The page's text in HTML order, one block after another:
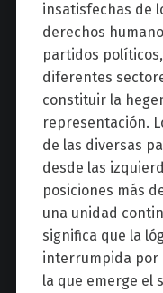
insatisfechas de
derechos
partidos
diferentes
constituir la
representación.
de las diversas
desde las
posiciones más
una unidad
significa que la
interrumpida por
la que emerge el